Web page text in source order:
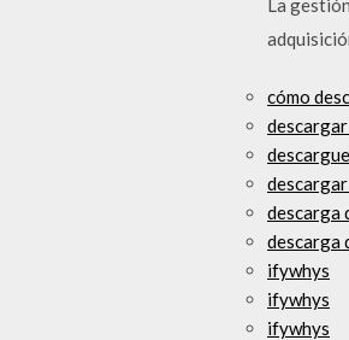
cómo
descarga
descarga
ifywhys
ifywhys
ifywhys